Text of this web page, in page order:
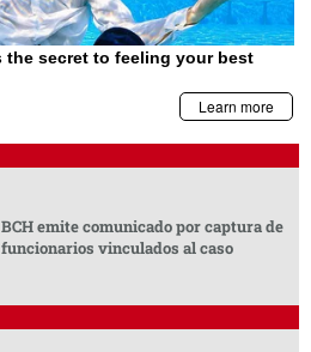
BCH emite comunicado por captura de
funcionarios vinculados al caso